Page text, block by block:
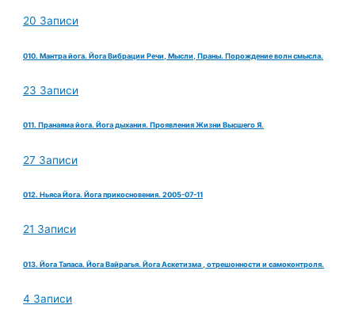
20 Записи
010. Мантра йога. Йога Вибрации Речи, Мысли, Праны. Порождение волн смысла.
23 Записи
011. Пранаяма йога. Йога дыхания. Проявления Жизни Высшего Я.
27 Записи
012. Ньяса Йога. Йога прикосновения. 2005-07-11
21 Записи
013. Йога Тапаса. Йога Вайрагья. Йога Аскетизма , отрешонности и самоконтроля.
4 Записи